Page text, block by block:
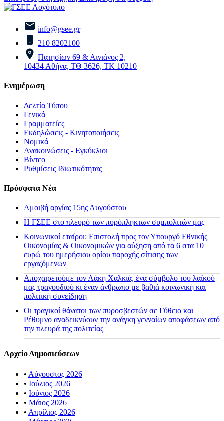
info@gsee.gr
210 8202100
Πατησίων 69 & Αινιάνος 2,
10434 Αθήνα, ΤΘ 3626, ΤΚ 10210
Ενημέρωση
Δελτία Τύπου
Γενικά
Γραμματείες
Εκδηλώσεις - Κινητοποιήσεις
Νομικά
Ανακοινώσεις - Εγκύκλιοι
Βίντεο
Ρυθμίσεις Ιδιωτικότητας
Πρόσφατα Νέα
Αμοιβή αργίας 15ης Αυγούστου
H ΓΣΕΕ στο πλευρό των πυρόπληκτων συμπολιτών μας
Κοινωνικοί εταίροι: Επιστολή προς τον Υπουργό Εθνικής
Οικονομίας & Οικονομικών για αύξηση από τα 6 στα 10
ευρώ του ημερήσιου ορίου παροχής σίτισης των
εργαζόμενων
Αποχαιρετούμε τον Λάκη Χαλκιά, ένα σύμβολο του λαϊκού
μας τραγουδιού κι έναν άνθρωπο με βαθιά κοινωνική και
πολιτική συνείδηση
Οι τραγικοί θάνατοι των πυροσβεστών σε Γύθειο και
Ρέθυμνο αναδεικνύουν την ανάγκη γενναίων αποφάσεων από
την πλευρά της πολιτείας
Αρχείο Δημοσιεύσεων
• Αύγουστος 2026
• Ιούλιος 2026
• Ιούνιος 2026
• Μάιος 2026
• Απρίλιος 2026